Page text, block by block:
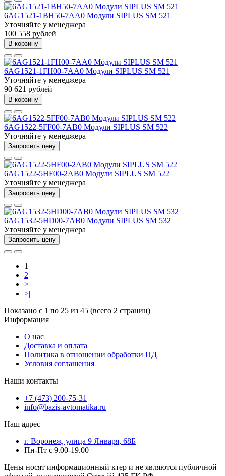
6AG1521-1BH50-7AA0 Модули SIPLUS SM 521
Уточняйте у менеджера
100 558 рублей
В корзину
6AG1521-1FH00-7AA0 Модули SIPLUS SM 521
Уточняйте у менеджера
90 621 рублей
В корзину
6AG1522-5FF00-7AB0 Модули SIPLUS SM 522
Уточняйте у менеджера
Запросить цену
6AG1522-5HF00-2AB0 Модули SIPLUS SM 522
Уточняйте у менеджера
Запросить цену
6AG1532-5HD00-7AB0 Модули SIPLUS SM 532
Уточняйте у менеджера
Запросить цену
1
2
>
>|
Показано с 1 по 25 из 45 (всего 2 страниц)
Информация
О нас
Доставка и оплата
Политика в отношении обработки ПД
Условия соглашения
Наши контакты
+7 (473) 200-75-31
info@bazis-avtomatika.ru
Наш адрес
г. Воронеж, улица 9 Января, 68Б
Пн-Пт с 9.00-19.00
Цены носят информационный ктер и не являются публичной